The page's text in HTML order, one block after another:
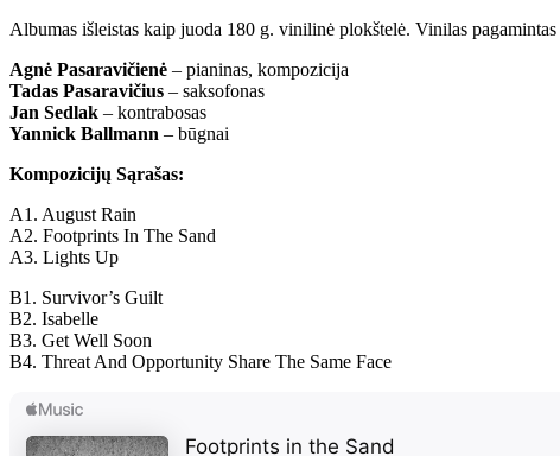
Albumas išleistas kaip juoda 180 g. vinilinė plokštelė. Vinilas
Agnė Pasaravičienė – pianinas, kompozicija
Tadas Pasaravičius – saksofonas
Jan Sedlak – kontrabosas
Yannick Ballmann – būgnai
Kompozicijų Sąrašas:
A1. August Rain
A2. Footprints In The Sand
A3. Lights Up
B1. Survivor’s Guilt
B2. Isabelle
B3. Get Well Soon
B4. Threat And Opportunity Share The Same Face